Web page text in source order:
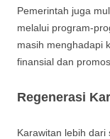
Pemerintah juga
melalui program-
masih menghadapi
finansial dan
Regenerasi
Karawitan lebih dari